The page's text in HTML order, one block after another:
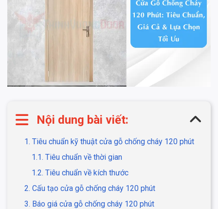
Nội dung bài viết:
1. Tiêu chuẩn kỹ thuật cửa gỗ chống cháy 120 phút
1.1. Tiêu chuẩn về thời gian
1.2. Tiêu chuẩn về kích thước
2. Cấu tạo cửa gỗ chống cháy 120 phút
3. Báo giá cửa gỗ chống cháy 120 phút